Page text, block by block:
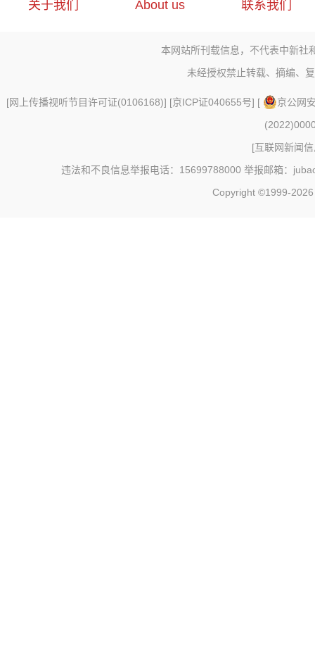
关于我们 About us 联系我们
本网站所刊载信息，不代表中新社
未经授权禁止转载、摘编、
[网上传播视听节目许可证(0106168)] [京ICP证040655号] [
京公网
[互联网新闻
违法和不良信息举报电话：15699788000 举报邮箱：
Copyright ©1999-